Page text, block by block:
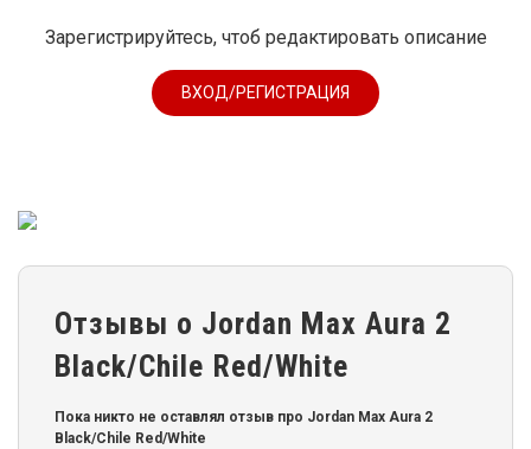
Зарегистрируйтесь, чтоб редактировать описание
ВХОД/РЕГИСТРАЦИЯ
Отзывы о Jordan Max Aura 2
Black/Chile Red/White
Пока никто не оставлял отзыв про Jordan Max Aura 2
Black/Chile Red/White